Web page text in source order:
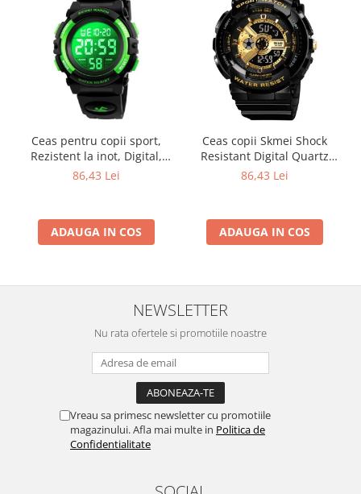
Ceas pentru copii sport,
Rezistent la inot, Digital,
Curea PU
86,43 Lei
ADAUGA IN COS
Ceas copii Skmei Shock
Resistant Digital Quartz
Sport
86,43 Lei
ADAUGA IN COS
NEWSLETTER
Nu rata ofertele si promotiile noastre
Vreau sa primesc newsletter cu promotiile
magazinului. Afla mai multe in Politica de
Confidentialitate